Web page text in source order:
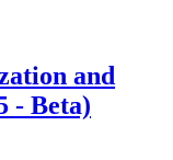
and
- Beta)